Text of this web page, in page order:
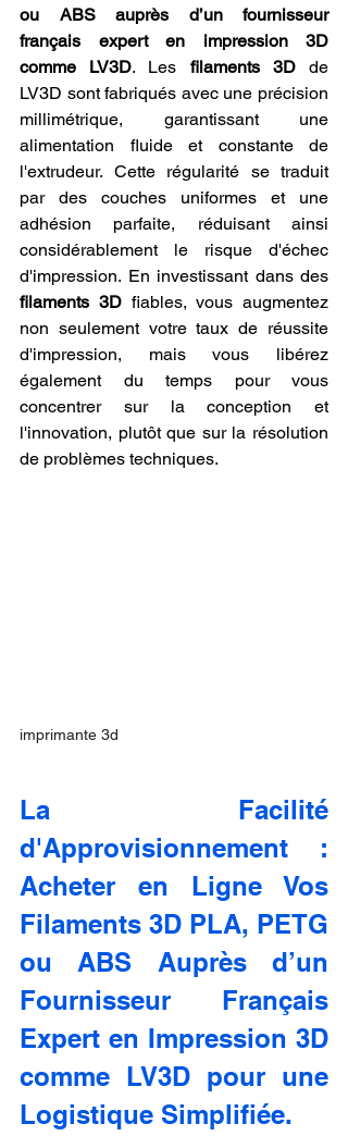
ou ABS auprès d’un fournisseur
français expert en impression 3D
comme LV3D. Les filaments 3D de
LV3D sont fabriqués avec une précision
millimétrique, garantissant une
alimentation fluide et constante de
l'extrudeur. Cette régularité se traduit
par des couches uniformes et une
adhésion parfaite, réduisant ainsi
considérablement le risque d'échec
filaments 3D fiables, vous augmentez
non seulement votre taux de réussite
d'impression, mais vous libérez
également du temps pour vous
concentrer sur la conception et
l'innovation, plutôt que sur la résolution
de problèmes techniques.
imprimante 3d
La Facilité
d'Approvisionnement :
Acheter en Ligne Vos
Filaments 3D PLA, PETG
ou ABS Auprès d’un
Fournisseur Français
Expert en Impression 3D
comme LV3D pour une
Logistique Simplifiée.